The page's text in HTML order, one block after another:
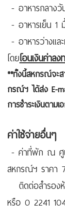
- อาหารกลาง
- อาหารเย็น 1
- อาหารว่างแ
โดยโอนเงินค่าล
**ทั้งนี้สหกรณ์จะส
กรณ์ฯ ได้ส่ง E-
การชำระเงินตาม
ค่าใช้จ่ายอื่นๆ
- ค่าที่พัก ณ ศูน
สหกรณ์ฯ ราคา
ติดต่อสำรอง
หรือ 0 2241